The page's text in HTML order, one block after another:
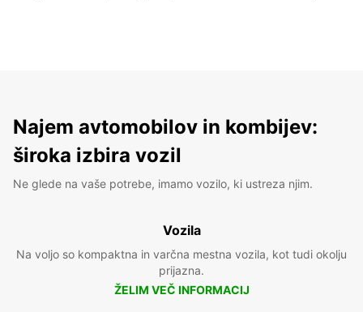
Najem avtomobilov in kombijev:
široka izbira vozil
Ne glede na vaše potrebe, imamo vozilo, ki ustreza njim.
Vozila
Na voljo so kompaktna in varčna mestna vozila, kot tudi okolju
prijazna.
ŽELIM VEČ INFORMACIJ